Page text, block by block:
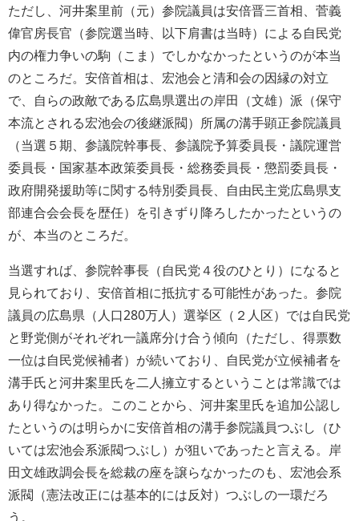
ただし、河井案里前（元）参院議員は安倍晋三首相、菅義
偉官房長官（参院選当時、以下肩書は当時）による自民党
内の権力争いの駒（こま）でしかなかったというのが本当
のところだ。安倍首相は、宏池会と清和会の因縁の対立
で、自らの政敵である広島県選出の岸田（文雄）派（保守
本流とされる宏池会の後継派閥）所属の溝手顕正参院議員
（当選５期、参議院幹事長、参議院予算委員長・議院運営
委員長・国家基本政策委員長・総務委員長・懲罰委員長・
政府開発援助等に関する特別委員長、自由民主党広島県支
部連合会会長を歴任）を引きずり降ろしたかったというの
が、本当のところだ。
当選すれば、参院幹事長（自民党４役のひとり）になると
見られており、安倍首相に抵抗する可能性があった。参院
議員の広島県（人口280万人）選挙区（２人区）では自民党
と野党側がそれぞれ一議席分け合う傾向（ただし、得票数
一位は自民党候補者）が続いており、自民党が立候補者を
溝手氏と河井案里氏を二人擁立するということは常識では
あり得なかった。このことから、河井案里氏を追加公認し
たというのは明らかに安倍首相の溝手参院議員つぶし（ひ
いては宏池会系派閥つぶし）が狙いであったと言える。岸
田文雄政調会長を総裁の座を譲らなかったのも、宏池会系
派閥（憲法改正には基本的には反対）つぶしの一環だろ
う。